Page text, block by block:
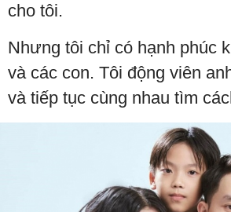
cho tôi.
Nhưng tôi chỉ có hạnh phúc
và các con. Tôi động viên
và tiếp tục cùng nhau tìm